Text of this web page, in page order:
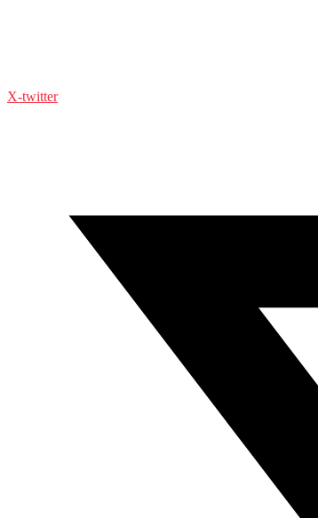
X-twitter